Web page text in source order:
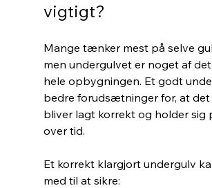
vigtigt?
Mange tænker mest på selve
men undergulvet er noget af
hele opbygningen. Et godt
bedre forudsætninger for, at det
bliver lagt korrekt og holder
over tid.
Et korrekt klargjort undergulv
med til at sikre: